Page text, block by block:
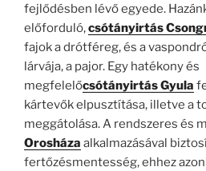
fejlődésben lévő egyede.
előforduló,csótányirtás
fajok a drótféreg, és a
lárvája, a pajor. Egy hatékony és
megfelelőcsótányirtás Gyula
kártevők elpusztítása, illetve a
meggátolása. A rendszeres és
Orosháza alkalmazásával
fertőzésmentesség, ehhez